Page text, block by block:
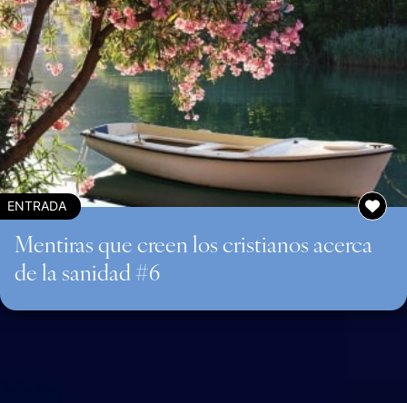
ENTRADA
Mentiras que creen los cristianos acerca
de la sanidad #6